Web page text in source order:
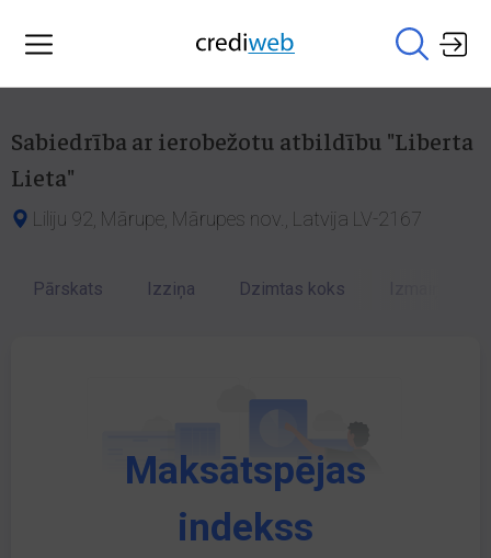
Sabiedrība ar ierobežotu atbildību "Liberta
Lieta"
Liliju 92, Mārupe, Mārupes nov., Latvija LV-2167
Pārskats Izziņa Dzimtas koks
Maksātspējas
indekss